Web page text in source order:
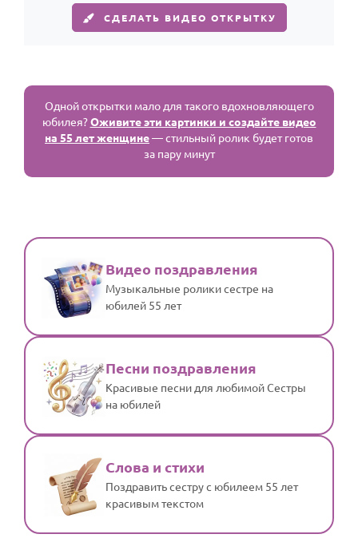
СДЕЛАТЬ ВИДЕО ОТКРЫТКУ
Одной открытки мало для такого вдохновляющего
юбилея?Оживите эти картинки и создайте видео
на 55 лет женщине— стильный ролик будет готов
за пару минут
Видео поздравления
Музыкальные ролики сестре на
юбилей 55 лет
Песни поздравления
Красивые песни для любимой Сестры
на юбилей
Слова и стихи
Поздравить сестру с юбилеем 55 лет
красивым текстом